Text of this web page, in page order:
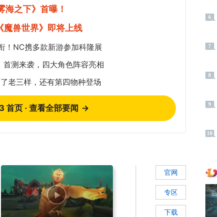
海之下》首曝！
魔兽世界》即将上线
！NC携多款新游参加科隆展
测来袭，四大角色阵容亮相
老三样，还有第四物种登场
首页 · 查看全部要闻 →
官网
专区
下载
6
7
8
9
10